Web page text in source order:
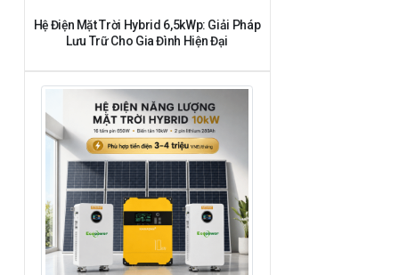
Hệ Điện Mặt Trời Hybrid 6,5kWp: Giải Pháp
Lưu Trữ Cho Gia Đình Hiện Đại